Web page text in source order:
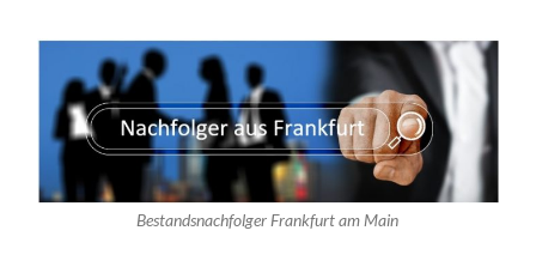
Bestandsnachfolger Frankfurt am Main